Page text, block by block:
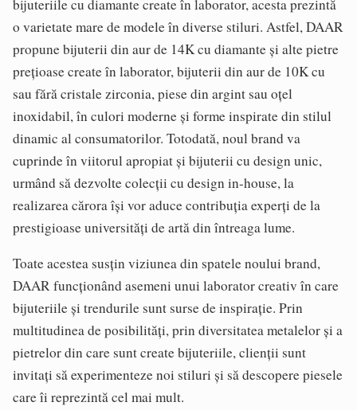
bijuteriile cu diamante create în laborator, acesta prezintă
o varietate mare de modele în diverse stiluri. Astfel, DAAR
propune bijuterii din aur de 14K cu diamante și alte pietre
prețioase create în laborator, bijuterii din aur de 10K cu
sau fără cristale zirconia, piese din argint sau oțel
inoxidabil, în culori moderne și forme inspirate din stilul
dinamic al consumatorilor. Totodată, noul brand va
cuprinde în viitorul apropiat și bijuterii cu design unic,
urmând să dezvolte colecții cu design in-house, la
realizarea cărora își vor aduce contribuția experți de la
prestigioase universități de artă din întreaga lume.
Toate acestea susțin viziunea din spatele noului brand,
DAAR funcționând asemeni unui laborator creativ în care
bijuteriile și trendurile sunt surse de inspirație. Prin
multitudinea de posibilități, prin diversitatea metalelor și a
pietrelor din care sunt create bijuteriile, clienții sunt
invitați să experimenteze noi stiluri și să descopere piesele
care îi reprezintă cel mai mult.